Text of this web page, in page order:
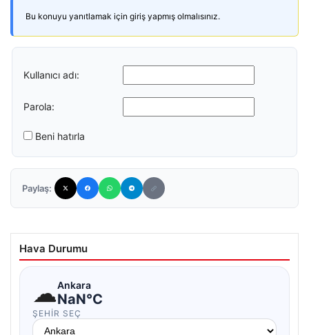
Bu konuyu yanıtlamak için giriş yapmış olmalısınız.
Kullanıcı adı:
Parola:
Beni hatırla
Paylaş:
Hava Durumu
☁Ankara
NaN°C
ŞEHIR SEÇ